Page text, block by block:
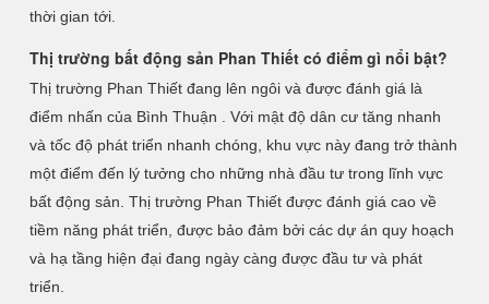
thời gian tới.
Thị trường bất động sản Phan Thiết có điểm gì nổi bật?
Thị trường Phan Thiết đang lên ngôi và được đánh giá là
điểm nhấn của Bình Thuận . Với mật độ dân cư tăng nhanh
và tốc độ phát triển nhanh chóng, khu vực này đang trở thành
một điểm đến lý tưởng cho những nhà đầu tư trong lĩnh vực
bất động sản. Thị trường Phan Thiết được đánh giá cao về
tiềm năng phát triển, được bảo đảm bởi các dự án quy hoạch
và hạ tầng hiện đại đang ngày càng được đầu tư và phát
triển.